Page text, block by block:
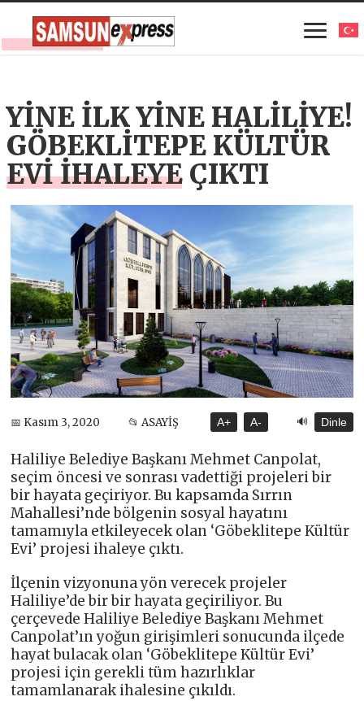
YİNE İLK YİNE HALİLİYE!
GÖBEKLİTEPE KÜLTÜR
EVİ İHALEYE ÇIKTI
📅 Kasım 3, 2020 📂 ASAYİŞ A+ A- 🔊 Dinle
Haliliye Belediye Başkanı Mehmet Canpolat,
seçim öncesi ve sonrası vadettiği projeleri bir
bir hayata geçiriyor. Bu kapsamda Sırrın
Mahallesi’nde bölgenin sosyal hayatını
tamamıyla etkileyecek olan ‘Göbeklitepe Kültür
Evi’ projesi ihaleye çıktı.
İlçenin vizyonuna yön verecek projeler
Haliliye’de bir bir hayata geçiriliyor. Bu
çerçevede Haliliye Belediye Başkanı Mehmet
Canpolat’ın yoğun girişimleri sonucunda ilçede
hayat bulacak olan ‘Göbeklitepe Kültür Evi’
projesi için gerekli tüm hazırlıklar
tamamlanarak ihalesine çıkıldı.